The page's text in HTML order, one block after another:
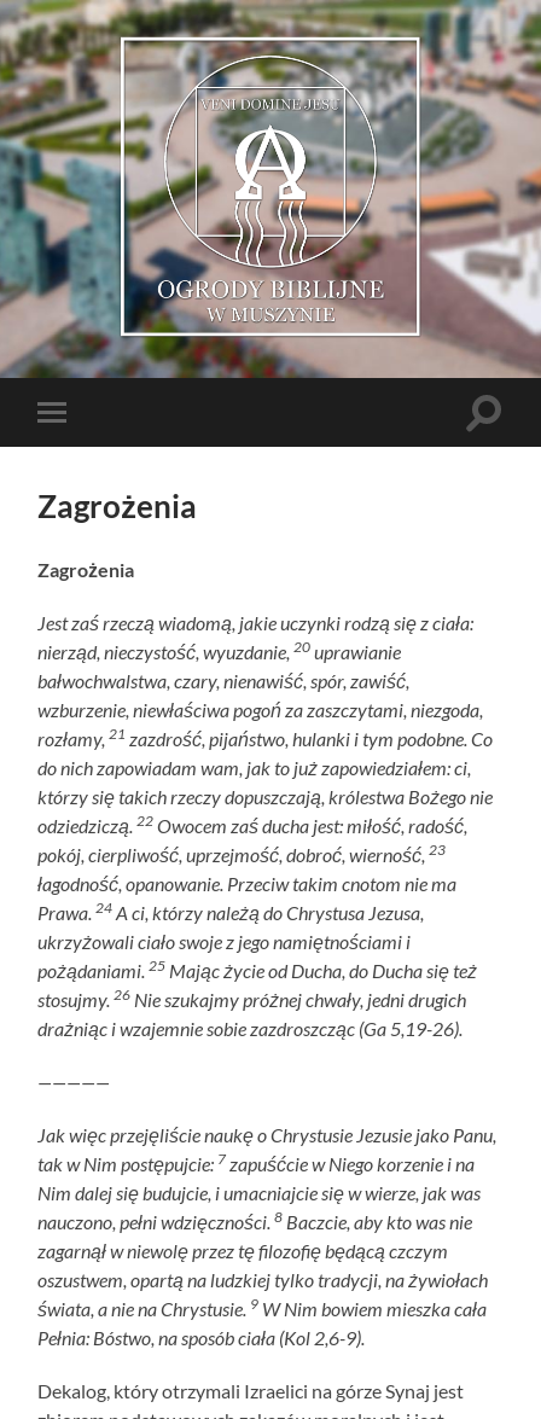
Muszyńskie
Ogrody
Biblijne
mobile
Toggle
Zagrożenia
Zagrożenia
Jest zaś rzeczą wiadomą, jakie uczynki rodzą się z ciała:
nierząd, nieczystość, wyuzdanie,20 uprawianie
bałwochwalstwa, czary, nienawiść, spór, zawiść,
wzburzenie, niewłaściwa pogoń za zaszczytami, niezgoda,
rozłamy,21 zazdrość, pijaństwo, hulanki i tym podobne. Co
do nich zapowiadam wam, jak to już zapowiedziałem: ci,
którzy się takich rzeczy dopuszczają, królestwa Bożego nie
odziedziczą.22 Owocem zaś ducha jest: miłość, radość,
pokój, cierpliwość, uprzejmość, dobroć, wierność,23
łagodność, opanowanie. Przeciw takim cnotom nie ma
Prawa.24 A ci, którzy należą do Chrystusa Jezusa,
ukrzyżowali ciało swoje z jego namiętnościami i
pożądaniami.25 Mając życie od Ducha, do Ducha się też
stosujmy.26 Nie szukajmy próżnej chwały, jedni drugich
drażniąc i wzajemnie sobie zazdroszcząc (Ga 5,19-26).
—————
Jak więc przejęliście naukę o Chrystusie Jezusie jako Panu,
tak w Nim postępujcie: 7 zapuśćcie w Niego korzenie i na
Nim dalej się budujcie, i umacniajcie się w wierze, jak was
nauczono, pełni wdzięczności.8 Baczcie, aby kto was nie
zagarnął w niewolę przez tę filozofię będącą czczym
oszustwem, opartą na ludzkiej tylko tradycji, na żywiołach
świata, a nie na Chrystusie. 9 W Nim bowiem mieszka cała
Pełnia: Bóstwo, na sposób ciała (Kol 2,6-9).
Dekalog, który otrzymali Izraelici na górze Synaj jest